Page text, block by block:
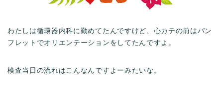
わたしは循環器内科に勤めてたんですけど、心カテの前はパン
フレットでオリエンテーションをしてたんですよ。
検査当日の流れはこんなんですよーみたいな。